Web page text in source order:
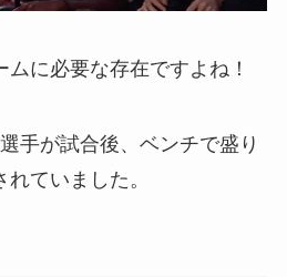
に必要な存在ですよね！
手が試合後、ベンチで盛り
れていました。